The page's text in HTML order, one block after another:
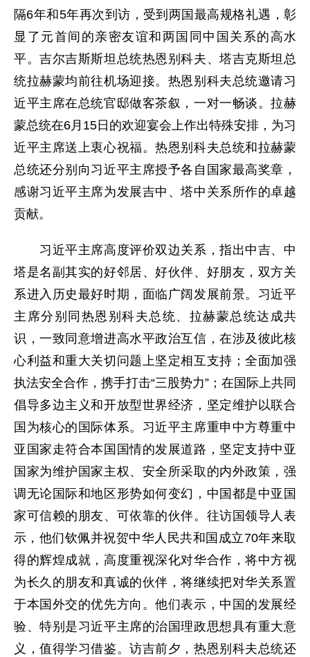
隔6年和5年再次到访，受到两国最高规格礼遇，彰
显了元首间的亲密友谊和两国同中国关系的高水
平。吉尔吉斯斯坦总统热恩别科夫、塔吉克斯坦总
统拉赫蒙均前往机场迎接。热恩别科夫总统邀请习
近平主席在总统官邸做客茶叙，一对一畅谈。拉赫
蒙总统在6月15日的欢迎宴会上作出特殊安排，为习
近平主席送上衷心祝福。热恩别科夫总统和拉赫蒙
总统还分别向习近平主席授予各自国家最高奖章，
感谢习近平主席为发展吉中、塔中关系所作的卓越
贡献。
习近平主席高度评价双边关系，指出中吉、中
塔是名副其实的好邻居、好伙伴、好朋友，双方关
系进入历史最好时期，面临广阔发展前景。习近平
主席分别同热恩别科夫总统、拉赫蒙总统达成共
识，一致同意增进高水平政治互信，在涉及彼此核
心利益和重大关切问题上坚定相互支持；全面加强
执法安全合作，携手打击“三股势力”；在国际上共同
倡导多边主义和开放型世界经济，坚定维护以联合
国为核心的国际体系。习近平主席重申中方尊重中
亚国家走符合本国国情的发展道路，坚定支持中亚
国家为维护国家主权、安全所采取的内外政策，强
调无论国际和地区形势如何变幻，中国都是中亚国
家可信赖的朋友、可依靠的伙伴。往访国领导人表
示，他们钦佩并祝贺中华人民共和国成立70年来取
得的辉煌成就，高度重视深化对华合作，将中方视
为长久的朋友和真诚的伙伴，将继续把对华关系置
于本国外交的优先方向。他们表示，中国的发展经
验、特别是习近平主席的治国理政思想具有重大意
义，值得学习借鉴。访吉前夕，热恩别科夫总统还